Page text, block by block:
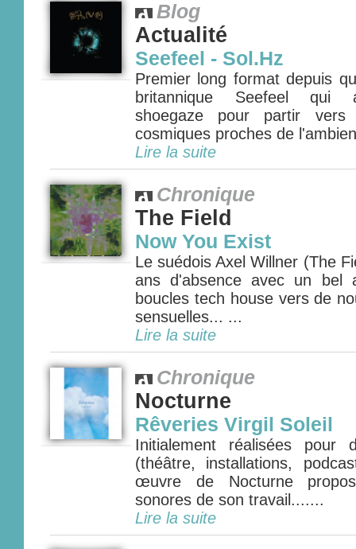
Blog
Actualité
Seefeel - Sol.Hz
Premier long format depuis
britannique Seefeel qui
shoegaze pour partir
cosmiques proches de
Lire la suite
Chronique
The Field
Now You Exist
Le suédois Axel Willner (The
ans d'absence avec un bel
boucles tech house vers de
sensuelles... ...
Lire la suite
Chronique
Nocturne
Rêveries Virgil Soleil
Initialement réalisées pour
(théâtre, installations,
œuvre de Nocturne
sonores de son travail.......
Lire la suite